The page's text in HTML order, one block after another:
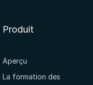
Produit
Aperçu
La formation des